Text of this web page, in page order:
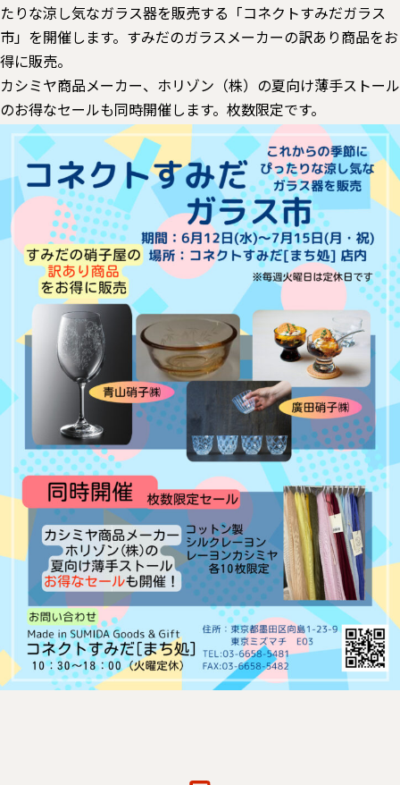
たりな涼し気なガラス器を販売する「コネクトすみだガラス
市」を開催します。すみだのガラスメーカーの訳あり商品をお
得に販売。
カシミヤ商品メーカー、ホリゾン（株）の夏向け薄手ストール
のお得なセールも同時開催します。枚数限定です。